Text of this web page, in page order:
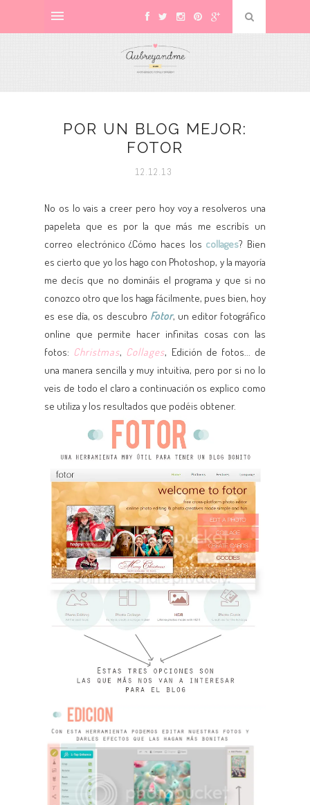
POR UN BLOG MEJOR:
FOTOR
12.12.13
No os lo vais a creer pero hoy voy a resolveros una
papeleta que es por la que más me escribís un
correo electrónico ¿Cómo haces los collages? Bien
es cierto que yo los hago con Photoshop, y la mayoría
me decís que no domináis el programa y que si no
conozco otro que los haga fácilmente, pues bien, hoy
es ese día, os descubro Fotor, un editor fotográfico
online que permite hacer infinitas cosas con las
fotos: Christmas, Collages, Edición de fotos... de
una manera sencilla y muy intuitiva, pero por si no lo
veis de todo el claro a continuación os explico como
se utiliza y los resultados que podéis obtener.